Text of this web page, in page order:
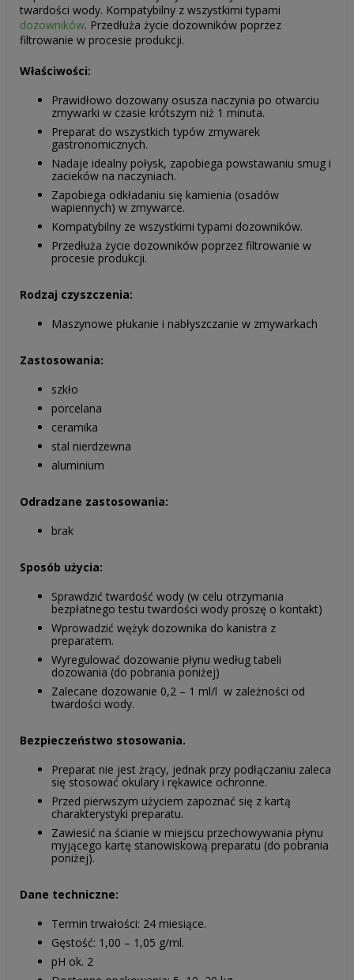
twardości wody. Kompatybilny z wszystkimi typami
dozowników. Przedłuża życie dozowników poprzez
filtrowanie w procesie produkcji.
Właściwości:
Prawidłowo dozowany osusza naczynia po otwarciu
zmywarki w czasie krótszym niż 1 minuta.
Preparat do wszystkich typów zmywarek
gastronomicznych.
Nadaje idealny połysk, zapobiega powstawaniu smug i
zacieków na naczyniach.
Zapobiega odkładaniu się kamienia (osadów
wapiennych) w zmywarce.
Kompatybilny ze wszystkimi typami dozowników.
Przedłuża życie dozowników poprzez filtrowanie w
procesie produkcji.
Rodzaj czyszczenia:
Maszynowe płukanie i nabłyszczanie w zmywarkach
Zastosowania:
szkło
porcelana
ceramika
stal nierdzewna
aluminium
Odradzane zastosowania:
brak
Sposób użycia:
Sprawdzić twardość wody (w celu otrzymania
bezpłatnego testu twardości wody proszę o kontakt)
Wprowadzić wężyk dozownika do kanistra z
preparatem.
Wyregulować dozowanie płynu według tabeli
dozowania (do pobrania poniżej)
Zalecane dozowanie 0,2 – 1 ml/l w zależności od
twardości wody.
Bezpieczeństwo stosowania.
Preparat nie jest żrący, jednak przy podłączaniu zaleca
się stosować okulary i rękawice ochronne.
Przed pierwszym użyciem zapoznać się z kartą
charakterystyki preparatu.
Zawiesić na ścianie w miejscu przechowywania płynu
myjącego kartę stanowiskową preparatu (do pobrania
poniżej).
Dane techniczne:
Termin trwałości: 24 miesiące.
Gęstość: 1,00 – 1,05 g/ml.
pH ok. 2